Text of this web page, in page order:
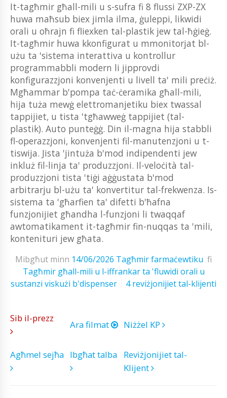
It-tagħmir għall-mili u s-sufra fi 8 flussi ZXP-ZX
huwa maħsub biex jimla ilma, ġuleppi, likwidi
orali u oħrajn fi fliexken tal-plastik jew tal-ħġieġ.
It-tagħmir huwa kkonfigurat u mmonitorjat bl-
użu ta 'sistema interattiva u kontrollur
programmabbli modern li jipprovdi
konfigurazzjoni konvenjenti u livell ta' mili preċiż.
Mgħammar b'pompa taċ-ċeramika għall-mili,
hija tuża mewġ elettromanjetiku biex twassal
tappijiet, u tista 'tgħawweġ tappijiet (tal-
plastik). Auto punteġġ. Din il-magna hija stabbli
fl-operazzjoni, konvenjenti fil-manutenzjoni u t-
tiswija. Jista 'jintuża b'mod indipendenti jew
inkluż fil-linja ta' produzzjoni. Il-veloċità tal-
produzzjoni tista 'tiġi aġġustata b'mod
arbitrarju bl-użu ta' konvertitur tal-frekwenza. Is-
sistema ta 'għarfien ta' difetti b'ħafna
funzjonijiet għandha l-funzjoni li twaqqaf
awtomatikament it-tagħmir fin-nuqqas ta 'mili,
kontenituri jew għata.
Mibgħut minn 14/06/2026 Tagħmir farmaċewtiku fi
Tagħmir għall-mili u l-iffrankar ta 'fluwidi orali u
sustanzi viskużi b'dispenser
4 reviżjonijiet tal-klijenti
Sib il-prezz
Ara filmat Niżżel KP
Agħmel sejħa Ibgħat talba
Reviżjonijiet tal-
Klijent